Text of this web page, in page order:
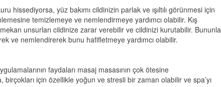
hissediyorsa, yüz bakımı cildinizin parlak ve ışıltılı görünmesi için
temizlemeye ve nemlendirmeye yardımcı olabilir. Kış
unsurları cildinize zarar verebilir ve cildinizi kurutabilir. Bununla
ve nemlendirerek bunu hafifletmeye yardımcı olabilir.
faydaları masaj masasının çok ötesine
birçokları için özellikle yoğun ve stresli bir zaman olabilir ve spa’yı